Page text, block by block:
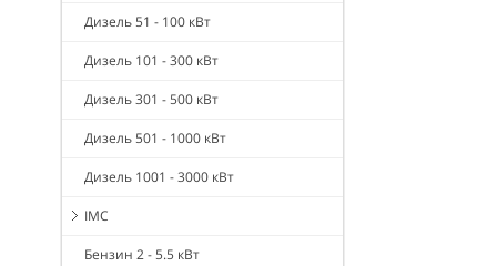
Дизель 51 - 100 кВт
Дизель 101 - 300 кВт
Дизель 301 - 500 кВт
Дизель 501 - 1000 кВт
Дизель 1001 - 3000 кВт
IMC
Бензин 2 - 5.5 кВт